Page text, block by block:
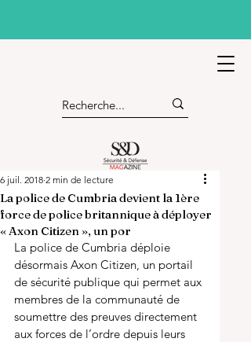
La police de Cumbria devient la 1ère
force de police britannique à déployer
« Axon Citizen », un por
6 juil. 2018 2 min de lecture
La police de Cumbria déploie
désormais Axon Citizen, un portail
de sécurité publique qui permet aux
membres de la communauté de
soumettre des preuves directement
aux forces de l’ordre depuis leurs